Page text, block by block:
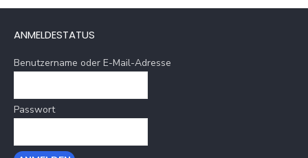
ANMELDESTATUS
Benutzername oder E-Mail-Adresse
Passwort